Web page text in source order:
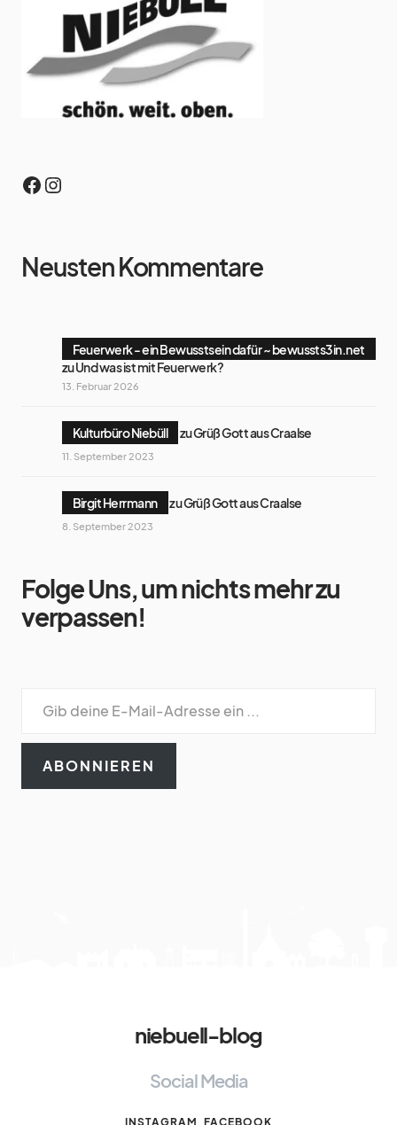
Neusten Kommentare
Feuerwerk - ein Bewusstsein dafür ~ bewussts3in.net
zuUnd was ist mit Feuerwerk?
13. Februar 2026
Kulturbüro Niebüll zuGrüß Gott aus Craalse
11. September 2023
Birgit Herrmann zuGrüß Gott aus Craalse
8. September 2023
Folge Uns, um nichts mehr zu
verpassen!
ABONNIEREN
niebuell-blog
Social Media
INSTAGRAM FACEBOOK